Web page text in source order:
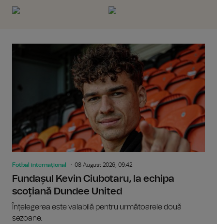
Fotbal internațional 08 August 2026, 09:42
Fundașul Kevin Ciubotaru, la echipa
scoțiană Dundee United
Înțelegerea este valabilă pentru următoarele două
sezoane.